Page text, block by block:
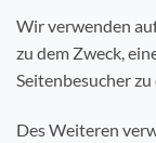
Wir verwenden
zu dem Zweck,
Seitenbesucher
Des Weiteren